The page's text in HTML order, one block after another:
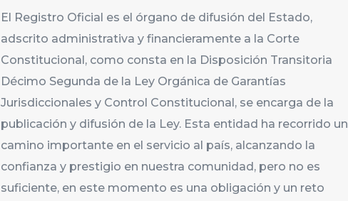
El Registro Oficial es el órgano de difusión del Estado,
adscrito administrativa y financieramente a la Corte
Constitucional, como consta en la Disposición Transitoria
Décimo Segunda de la Ley Orgánica de Garantías
Jurisdiccionales y Control Constitucional, se encarga de la
publicación y difusión de la Ley. Esta entidad ha recorrido un
camino importante en el servicio al país, alcanzando la
confianza y prestigio en nuestra comunidad, pero no es
suficiente, en este momento es una obligación y un reto